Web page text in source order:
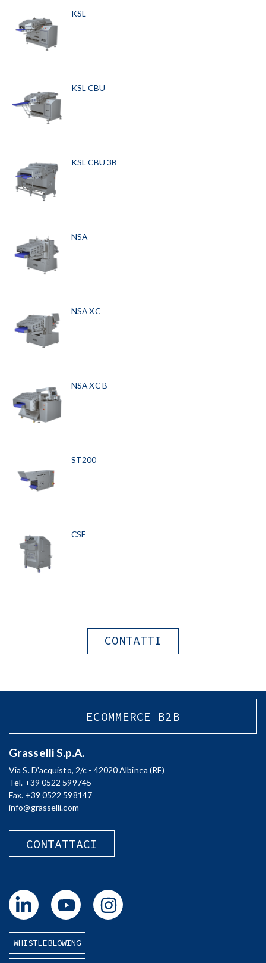
KSL
KSL CBU
KSL CBU 3B
NSA
NSA XC
NSA XC B
ST200
CSE
CONTATTI
ECOMMERCE B2B
Grasselli S.p.A.
Via S. D'acquisto, 2/c - 42020 Albinea (RE)
Tel. +39 0522 599745
Fax. +39 0522 598147
info@grasselli.com
CONTATTACI
WHISTLEBLOWING